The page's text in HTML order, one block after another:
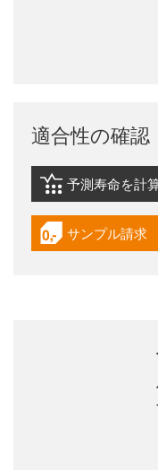
適合性の確認
igus-icon-
予測寿命を計
igus-icon-
サンプル請求